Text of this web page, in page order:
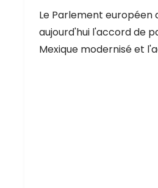
MURS, L'EUROPE
PONTS
Le Parlement européen
aujourd'hui l'accord de
Mexique modernisé et